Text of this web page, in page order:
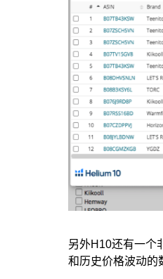
另外H10还有一个
和历史价格波动的